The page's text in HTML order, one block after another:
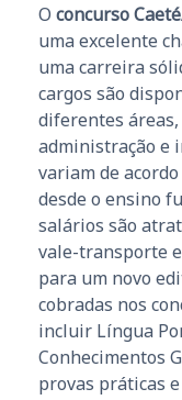
O concurso
uma excelente
uma carreira
cargos são
diferentes áreas,
administração e
variam de
desde o ensino
salários são
vale-transporte
para um novo
cobradas nos
incluir Língua
Conhecimentos
provas práticas